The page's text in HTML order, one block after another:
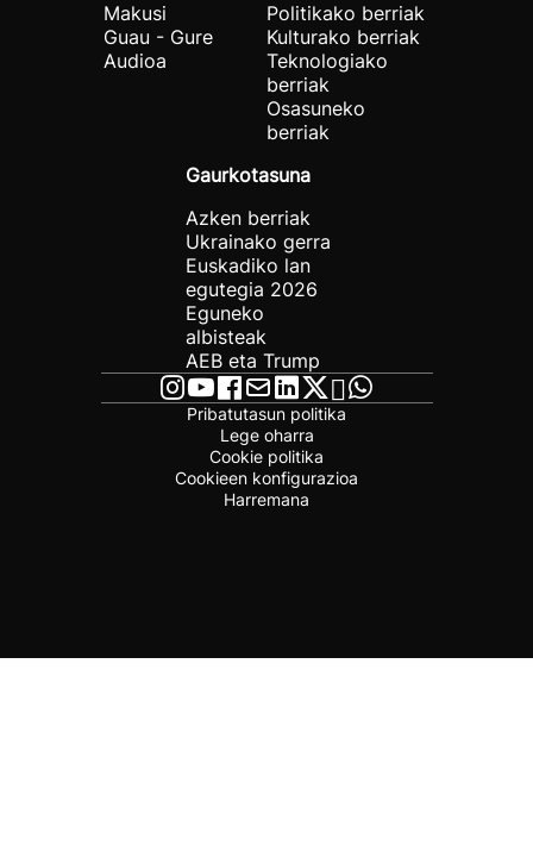
Makusi
Guau - Gure
Audioa
Politikako berriak
Kulturako berriak
Teknologiako
berriak
Osasuneko
berriak
Gaurkotasuna
Azken berriak
Ukrainako gerra
Euskadiko lan
egutegia 2026
Eguneko
albisteak
AEB eta Trump
Pribatutasun politika
Lege oharra
Cookie politika
Cookieen konfigurazioa
Harremana